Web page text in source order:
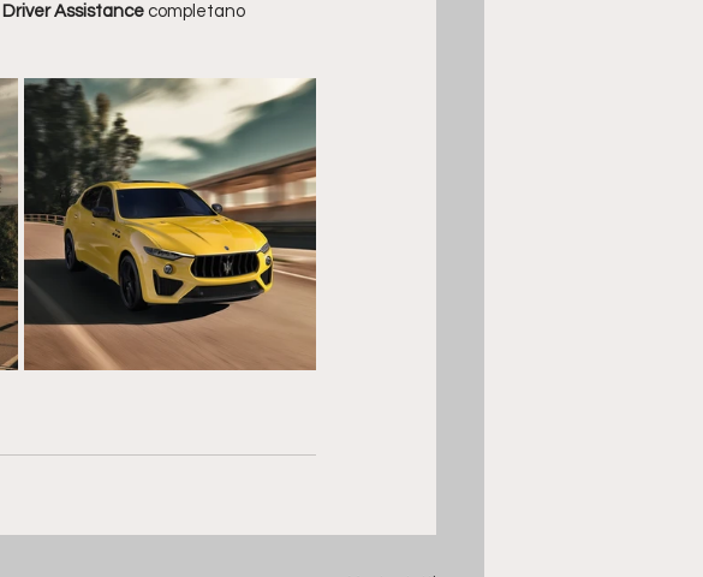
Driver Assistance completano